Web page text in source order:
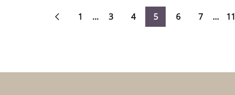
Navigation
1 … 3 4 5 6 7 … 11